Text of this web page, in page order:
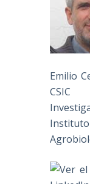
Emilio
CSIC